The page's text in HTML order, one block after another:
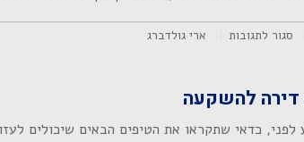
סגור לתגובות ארי גולדברג
להשקעה
כדאי שתקראו את הטיפים הבאים שיכולים